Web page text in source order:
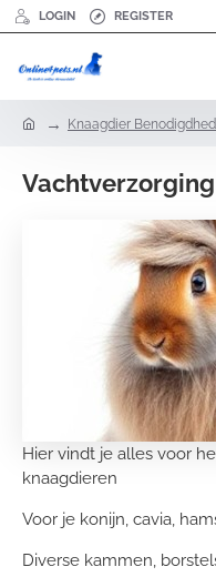
LOGIN REGISTER
e
Knaagdier
Vachtverzorging
Hier vindt je alles voor
knaagdieren
Voor je konijn, cavia,
Diverse kammen,